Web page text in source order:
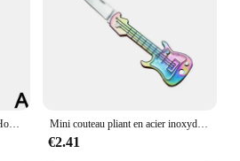
Mini couteau pliant en acier inoxydable JEKnife, porte-clés créatif, couteau de poche portable, multifonction, couteau à fruits extérieur
€2.41